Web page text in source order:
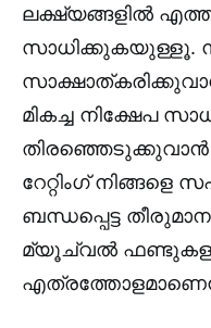
ലക്ഷ്യങ്ങളിൽ
സാധിക്കുകയുള്ളൂ.
മികച്ച നിക്ഷേപ
റേറ്റിംഗ് നിങ്ങളെ
ബന്ധപ്പെട്ട
മ്യൂച്വൽ ഫണ്ടുകളുടെ
എത്രത്തോളമാണെന്ന്